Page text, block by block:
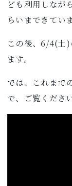
ども利用しなが
らいまできてい
この後、6/4(土)
ます。
では、これまで
で、ご覧くださ